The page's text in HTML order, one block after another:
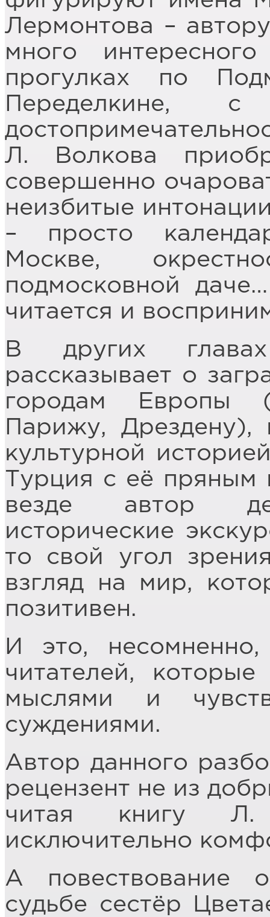
Лермонтова –
много
прогулках по
Переделкине,
Л. Волкова
совершенно
неизбитые
– просто
Москве,
подмосковной
читается и
В других
рассказывает о
городам Европы
Парижу,
культурной
Турция с её
везде автор
исторические
то свой угол
взгляд на мир,
позитивен.
И это,
читателей,
мыслями и
суждениями.
Автор данного
рецензент не из
читая книгу Л.
исключительно
А повествование
судьбе сестёр